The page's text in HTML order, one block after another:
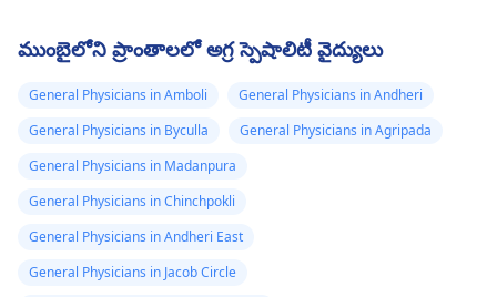
ముంబైలోని ప్రాంతాలలో అగ్ర స్పెషాలిటీ వైద్యులు
General Physicians in Amboli
General Physicians in Andheri
General Physicians in Byculla
General Physicians in Agripada
General Physicians in Madanpura
General Physicians in Chinchpokli
General Physicians in Andheri East
General Physicians in Jacob Circle